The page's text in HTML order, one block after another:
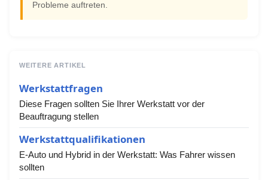
Probleme auftreten.
WEITERE ARTIKEL
Werkstattfragen
Diese Fragen sollten Sie Ihrer Werkstatt vor der
Beauftragung stellen
Werkstattqualifikationen
E-Auto und Hybrid in der Werkstatt: Was Fahrer wissen
sollten